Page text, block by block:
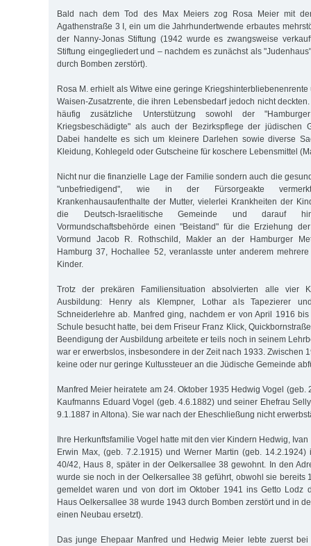
Bald nach dem Tod des Max Meiers zog Rosa Meier mit
Agathenstraße 3 I, ein um die Jahrhundertwende erbautes
der Nanny-Jonas Stiftung (1942 wurde es zwangsweise
Stiftung eingegliedert und – nachdem es zunächst als
durch Bomben zerstört).
Rosa M. erhielt als Witwe eine geringe
Waisen-Zusatzrente, die ihren Lebensbedarf jedoch nicht
häufig zusätzliche Unterstützung sowohl der
Kriegsbeschädigte" als auch der Bezirkspflege der jüdischen
Dabei handelte es sich um kleinere Darlehen sowie diverse
Kleidung, Kohlegeld oder Gutscheine für koschere Lebensmittel
Nicht nur die finanzielle Lage der Familie sondern auch die
"unbefriedigend", wie in der Fürsorgeakte
Krankenhausaufenthalte der Mutter, vielerlei Krankheiten der
die Deutsch-Israelitische Gemeinde und darauf
Vormundschaftsbehörde einen "Beistand" für die Erziehung
Vormund Jacob R. Rothschild, Makler an der Hamburger
Hamburg 37, Hochallee 52, veranlasste unter anderem
Kinder.
Trotz der prekären Familiensituation absolvierten alle vier
Ausbildung: Henry als Klempner, Lothar als Tapezierer
Schneiderlehre ab. Manfred ging, nachdem er von April 1916
Schule besucht hatte, bei dem Friseur Franz Klick,
Beendigung der Ausbildung arbeitete er teils noch in seinem
war er erwerbslos, insbesondere in der Zeit nach 1933. Zwischen
keine oder nur geringe Kultussteuer an die Jüdische Gemeinde
Manfred Meier heiratete am 24. Oktober 1935 Hedwig Vogel (geb.
Kaufmanns Eduard Vogel (geb. 4.6.1882) und seiner Ehefrau
9.1.1887 in Altona). Sie war nach der Eheschließung nicht
Ihre Herkunftsfamilie Vogel hatte mit den vier Kindern Hedwig,
Erwin Max, (geb. 7.2.1915) und Werner Martin (geb. 14.2.1924)
40/42, Haus 8, später in der Oelkersallee 38 gewohnt. In den
wurde sie noch in der Oelkersallee 38 geführt, obwohl sie bereits
gemeldet waren und von dort im Oktober 1941 ins Getto Lodz
Haus Oelkersallee 38 wurde 1943 durch Bomben zerstört und in
einen Neubau ersetzt).
Das junge Ehepaar Manfred und Hedwig Meier lebte zuerst